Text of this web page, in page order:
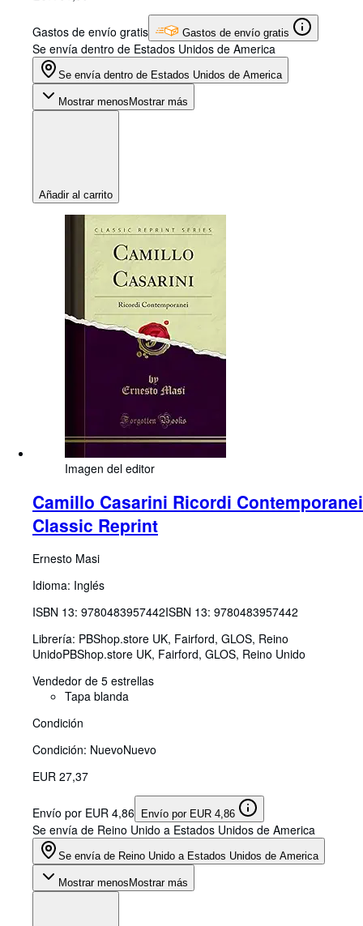
Gastos de envío gratis Gastos de envío gratis
Se envía dentro de Estados Unidos de America
Se envía dentro de Estados Unidos de America
Mostrar menosMostrar más
Añadir al carrito
Imagen del editor
Camillo Casarini Ricordi Contemporanei
Classic Reprint
Ernesto Masi
Idioma: Inglés
ISBN 13: 9780483957442ISBN 13: 9780483957442
Librería: PBShop.store UK, Fairford, GLOS, Reino
UnidoPBShop.store UK, Fairford, GLOS, Reino Unido
Vendedor de 5 estrellas
Tapa blanda
Condición
Condición: NuevoNuevo
EUR 27,37
Envío por EUR 4,86 Envío por EUR 4,86
Se envía de Reino Unido a Estados Unidos de America
Se envía de Reino Unido a Estados Unidos de America
Mostrar menos Mostrar más